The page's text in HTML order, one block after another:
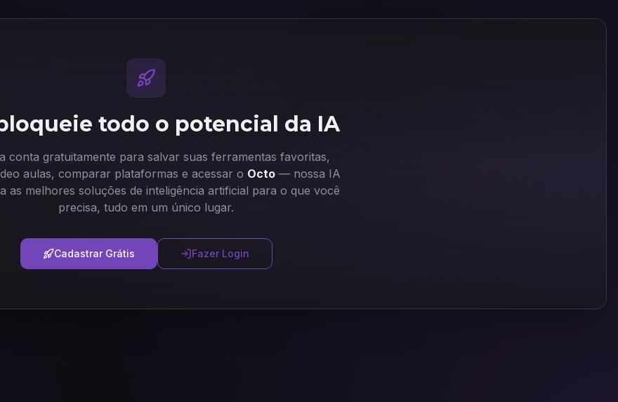
todo o potencial da IA
conta gratuitamente para salvar suas ferramentas favoritas,
aulas, comparar plataformas e acessar o Octo — nossa IA
as melhores soluções de inteligência artificial para o que você
precisa, tudo em um único lugar.
Cadastrar Grátis Fazer Login